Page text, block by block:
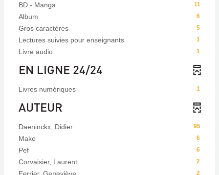
11
BD - Manga
6
Album
5
Gros caractères
1
Lectures suivies pour enseignants
1
Livre audio
EN LIGNE 24/24
1
Livres numériques
AUTEUR
95
Daeninckx, Didier
6
Mako
6
Pef
2
Corvaisier, Laurent
2
Ferrier, Geneviève